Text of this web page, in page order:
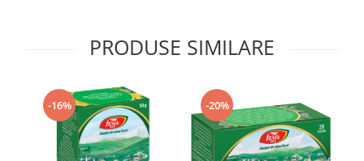
Tuse gat si respiratiePRODUSE SIMILARE
-16% -20%